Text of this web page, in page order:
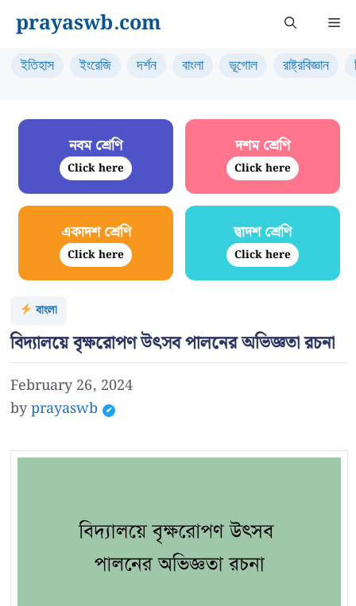
content
prayaswb.com
ইতিহাস ইংরেজি দর্শন বাংলা ভূগোল রাষ্ট্রবিজ্ঞান
নবম শ্রেণি
Click here
দশম শ্রেণি
Click here
একাদশ শ্রেণি
Click here
দ্বাদশ শ্রেণি
Click here
বাংলা
বিদ্যালয়ে বৃক্ষরোপণ উৎসব পালনের অভিজ্ঞতা রচনা
February 26, 2024
byprayaswb